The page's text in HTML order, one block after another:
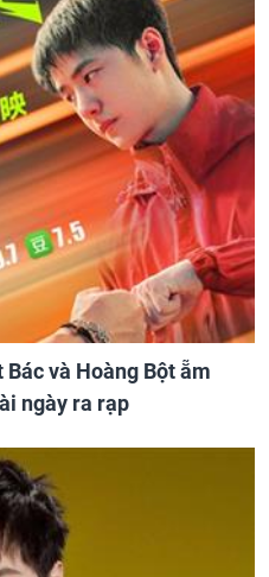
và Hoàng Bột ẵm
ngày ra rạp